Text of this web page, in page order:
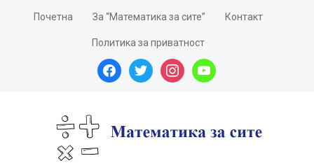
Почетна За “Математика за сите” Контакт
Политика за приватност
facebooktwitter instagramyoutube